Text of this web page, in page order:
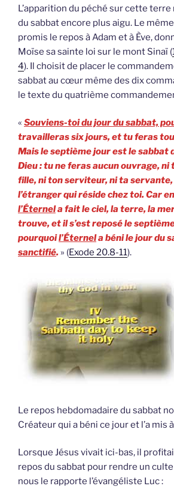
L’apparition du péché sur cette
du sabbat encore plus aigu. Le
promis le repos à Adam et à Ève,
Moïse sa sainte loi sur le mont Sinaï (
4). Il choisit de placer le
sabbat au cœur même des dix
le texte du quatrième
« Souviens-toi du jour du sabbat,
travailleras six jours, et tu feras
Mais le septième jour est le sabbat
Dieu : tu ne feras aucun ouvrage, ni
fille, ni ton serviteur, ni ta
l’étranger qui réside chez toi. Car
l’Éternela fait le ciel, la terre, la
trouve, et il s’est reposé le
pourquoil’Éternela béni le jour du
sanctifié. » (Exode 20.8-11).
Le repos hebdomadaire du sabbat
Créateur qui a béni ce jour et l’a mis
Lorsque Jésus vivait ici-bas, il
repos du sabbat pour rendre un
nous le rapporte l’évangéliste Luc :